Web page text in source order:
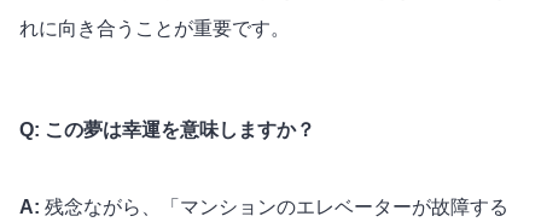
れに向き合うことが重要です。
Q: この夢は幸運を意味しますか？
A: 残念ながら、「マンションのエレベーターが故障する